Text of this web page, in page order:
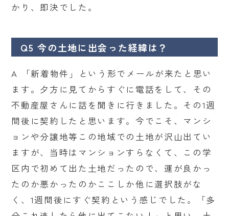
かり、即決でした。
Q5 今の土地に出会った経緯は？
A 「新着物件」という形でメールが来たと思い
ます。夕方に見てからすぐに電話をして、その
不動産屋さんに話を聞きに行きました。その1週
間後に契約したと思います。今でこそ、マンシ
ョンや分譲地等この地域での土地が沢山出てい
ますが、当時はマンションすらなくて、この学
区内で初めて出た土地だったので、運が良かっ
たのか悪かったのかここしか他に選択肢がな
く、1週間後にすぐ契約という感じでした。「多